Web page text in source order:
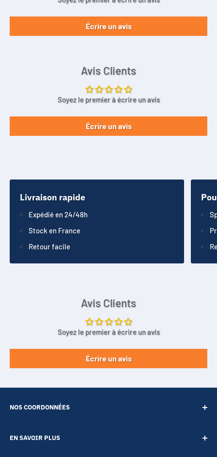
Écrire un avis
Avis Clients
Soyez le premier à écrire un avis
Écrire un avis
Livraison rapide
Expédié en 24/48h
Stock en France
Retour facile
Avis Clients
Soyez le premier à écrire un avis
Écrire un avis
NOS COORDONNÉES
EN SAVOIR PLUS